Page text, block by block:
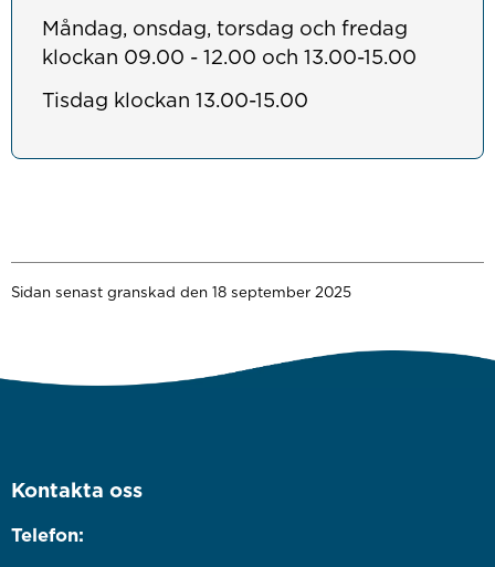
Måndag, onsdag, torsdag och fredag
klockan 09.00 - 12.00 och 13.00-15.00
Tisdag klockan 13.00-15.00
Sidan senast granskad den 18 september 2025
Kontakta oss
Telefon: